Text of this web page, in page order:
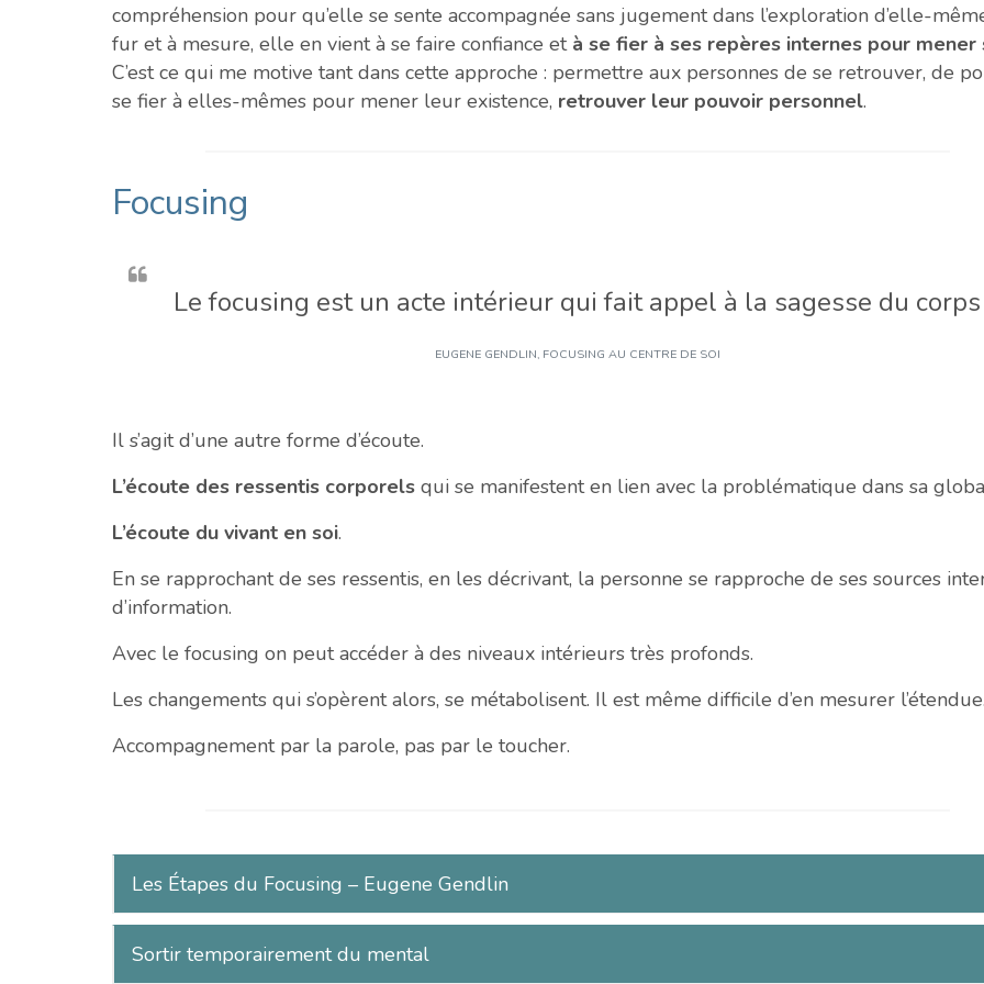
compréhension pour qu’elle se sente accompagnée sans jugement dans l’exploration d’elle-
fur et à mesure, elle en vient à se faire confiance et à se fier à ses repères internes pour mener
C’est ce qui me motive tant dans cette approche : permettre aux personnes de se retrouver, de
se fier à elles-mêmes pour mener leur existence, retrouver leur pouvoir personnel.
Focusing
Le focusing est un acte intérieur qui fait appel à la sagesse du corps
EUGENE GENDLIN, FOCUSING AU CENTRE DE SOI
Il s’agit d’une autre forme d’écoute.
L’écoute des ressentis corporels qui se manifestent en lien avec la problématique dans sa
L’écoute du vivant en soi.
En se rapprochant de ses ressentis, en les décrivant, la personne se rapproche de ses sources
d’information.
Avec le focusing on peut accéder à des niveaux intérieurs très profonds.
Les changements qui s’opèrent alors, se métabolisent. Il est même difficile d’en mesurer l’étendue.
Accompagnement par la parole, pas par le toucher.
Les Étapes du Focusing – Eugene Gendlin
Sortir temporairement du mental